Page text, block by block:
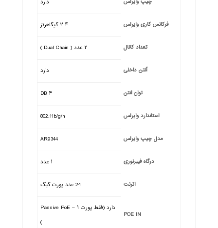
چیپ وایرلس دارد
فرکانس کاری وایرلس ۲.۴ گیگاهرتز
تعداد کانال ۲ عدد ( Dual Chain )
آنتن داخلی دارد
توان انتن ۴ DB
استاندارد وایرلس 802.11b/g/n
مدل چیپ وایرلس AR9344
درگاه فیبرنوری ۱ عدد
اترنت 24 عدد پورت گیگ
POE IN
دارد (فقط پورت ۱ – Passive PoE
)